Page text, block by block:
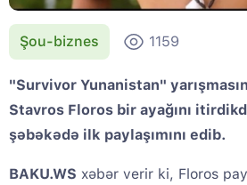
Şou-biznes 1159
"Survivor Yunanistan"
Stavros Floros bir ayağını
şəbəkədə ilk paylaşımını edib.
BAKU.WS xəbər verir ki, Floros